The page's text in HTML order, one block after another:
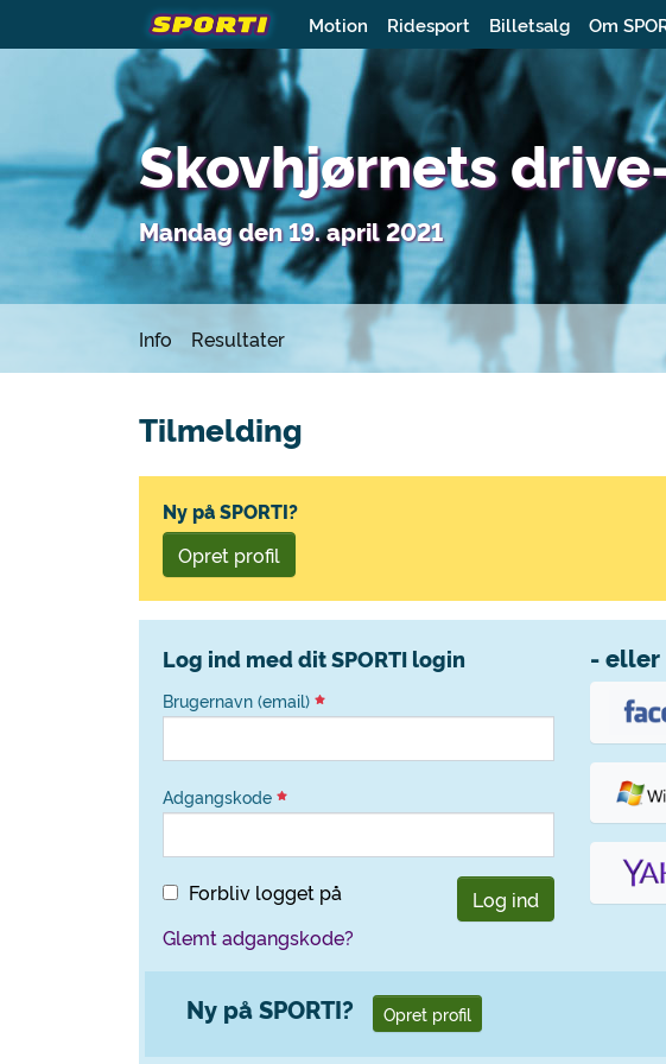
Motion Ridesport Billetsalg Om
Skovhjørnets
Mandag den 19. april 2021
Info Resultater
Tilmelding
Ny på SPORTI?
Opret profil
Log ind med dit SPORTI login
Brugernavn (email)
Adgangskode
Forbliv logget på
Log ind
Glemt adgangskode?
- eller
Ny på SPORTI? Opret profil